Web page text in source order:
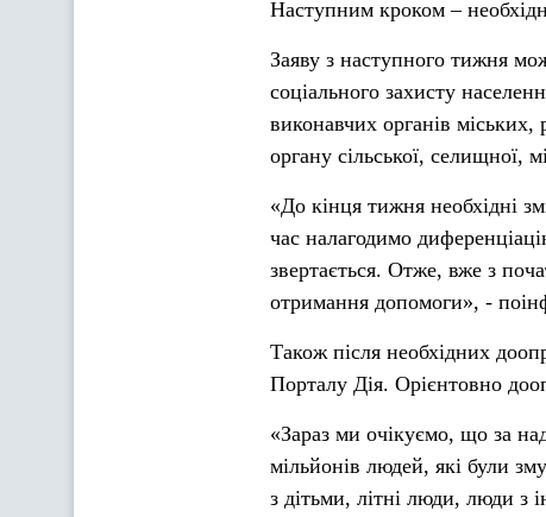
Наступним кроком –
Заяву з наступного тижня
соціального захисту
виконавчих органів
органу сільської, селищної,
«До кінця тижня необхідні
час налагодимо
звертається. Отже, вже з
отримання допомоги», -
Також після необхідних
Порталу Дія. Орієнтовно
«Зараз ми очікуємо, що за
мільйонів людей, які були
з дітьми, літні люди, люди з